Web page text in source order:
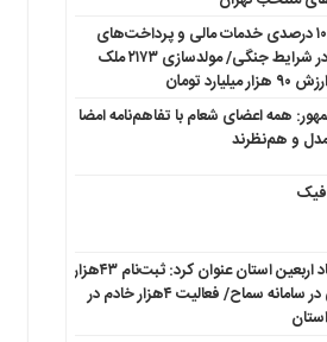
تداوم ۱۰۰ درصدی خدمات مالی و پرداخت‌های
عمومی در شرایط جنگی/ مولدسازی ۲۱۷۳ ملک
تومان
همه اعضای شعام با تفاهم‌نامه امضا
و هم‌نظرند
دبیر ستاد اربعین استان عنوان کرد: ثبت‌نام ۴۳هزار
لرستانی در سامانه سماح/ فعالیت ۴هزار خادم در